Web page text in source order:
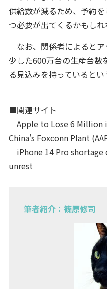
供給数が減るため、予約
つ必要が出てくるかもしれ
なお、関係者によると
少した600万台の生産台数
る見込みを持っているとい
■関連サイト
Apple to Lose 6 Million
China's Foxconn Plant
iPhone 14 Pro
unrest
筆者紹介：篠原修司